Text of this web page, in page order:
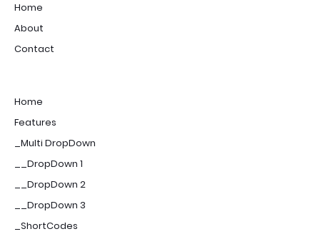
Home
About
Contact
Home
Features
_Multi DropDown
__DropDown 1
__DropDown 2
__DropDown 3
_ShortCodes